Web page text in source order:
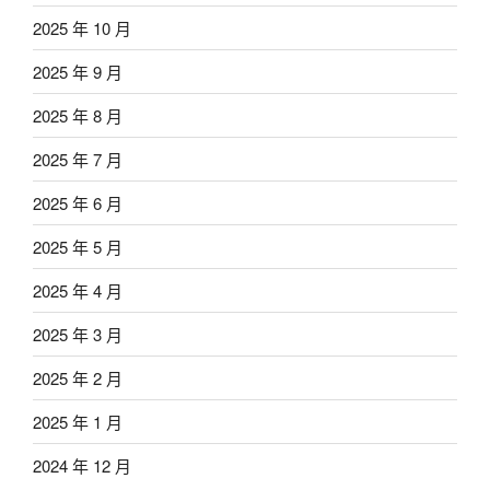
2025 年 10 月
2025 年 9 月
2025 年 8 月
2025 年 7 月
2025 年 6 月
2025 年 5 月
2025 年 4 月
2025 年 3 月
2025 年 2 月
2025 年 1 月
2024 年 12 月